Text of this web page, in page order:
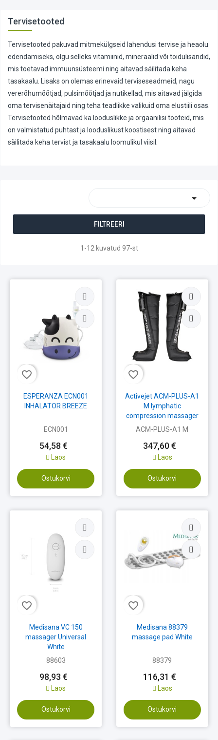
Tervisetooted
Tervisetooted pakuvad mitmekülgseid lahendusi tervise ja heaolu
edendamiseks, olgu selleks vitamiinid, mineraalid või toidulisandid,
mis toetavad immuunsüsteemi ning aitavad säilitada keha
tasakaalu. Lisaks on olemas erinevaid terviseseadmeid, nagu
vererõhumõõtjad, pulsimõõtjad ja nutikellad, mis aitavad jälgida
oma tervisenäitajaid ning teha teadlikke valikuid oma elustiili osas.
Tervisetooted hõlmavad ka looduslikke ja orgaanilisi tooteid, mis
on valmistatud puhtast ja looduslikust koostisest ning aitavad
säilitada keha tervist ja tasakaalu loomulikul viisil.

FILTREERI
1-12 kuvatud 97-st
favorite_border
ESPERANZA ECN001
INHALATOR BREEZE
ECN001
54,58 €
Laos
Ostukorvi
favorite_border
Activejet ACM-PLUS-A1
M lymphatic
compression massager
for legs
ACM-PLUS-A1 M
347,60 €
Laos
Ostukorvi
favorite_border
Medisana VC 150
massager Universal
White
88603
98,93 €
Laos
Ostukorvi
favorite_border
Medisana 88379
massage pad White
88379
116,31 €
Laos
Ostukorvi